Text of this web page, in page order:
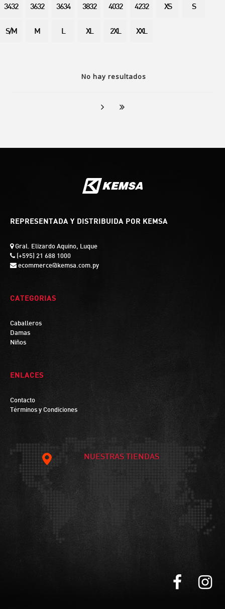
No hay resultados
3432 3632 3634 3832 4032 4232 XS S
S/M M L XL 2XL XXL
REPRESENTADA Y DISTRIBUIDA POR KEMSA
Gral. Elizardo Aquino, Luque
(+595) 21 688 1000
ecommerce@kemsa.com.py
CATEGORIAS
Caballeros
Damas
Niños
ENLACES
Contacto
Términos y Condiciones
NUESTRAS TIENDAS